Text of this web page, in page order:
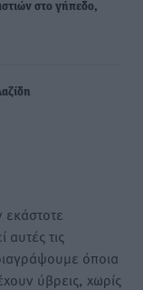
στο γήπεδο,
εκάστοτε
τις
όποια
ύβρεις, χωρίς